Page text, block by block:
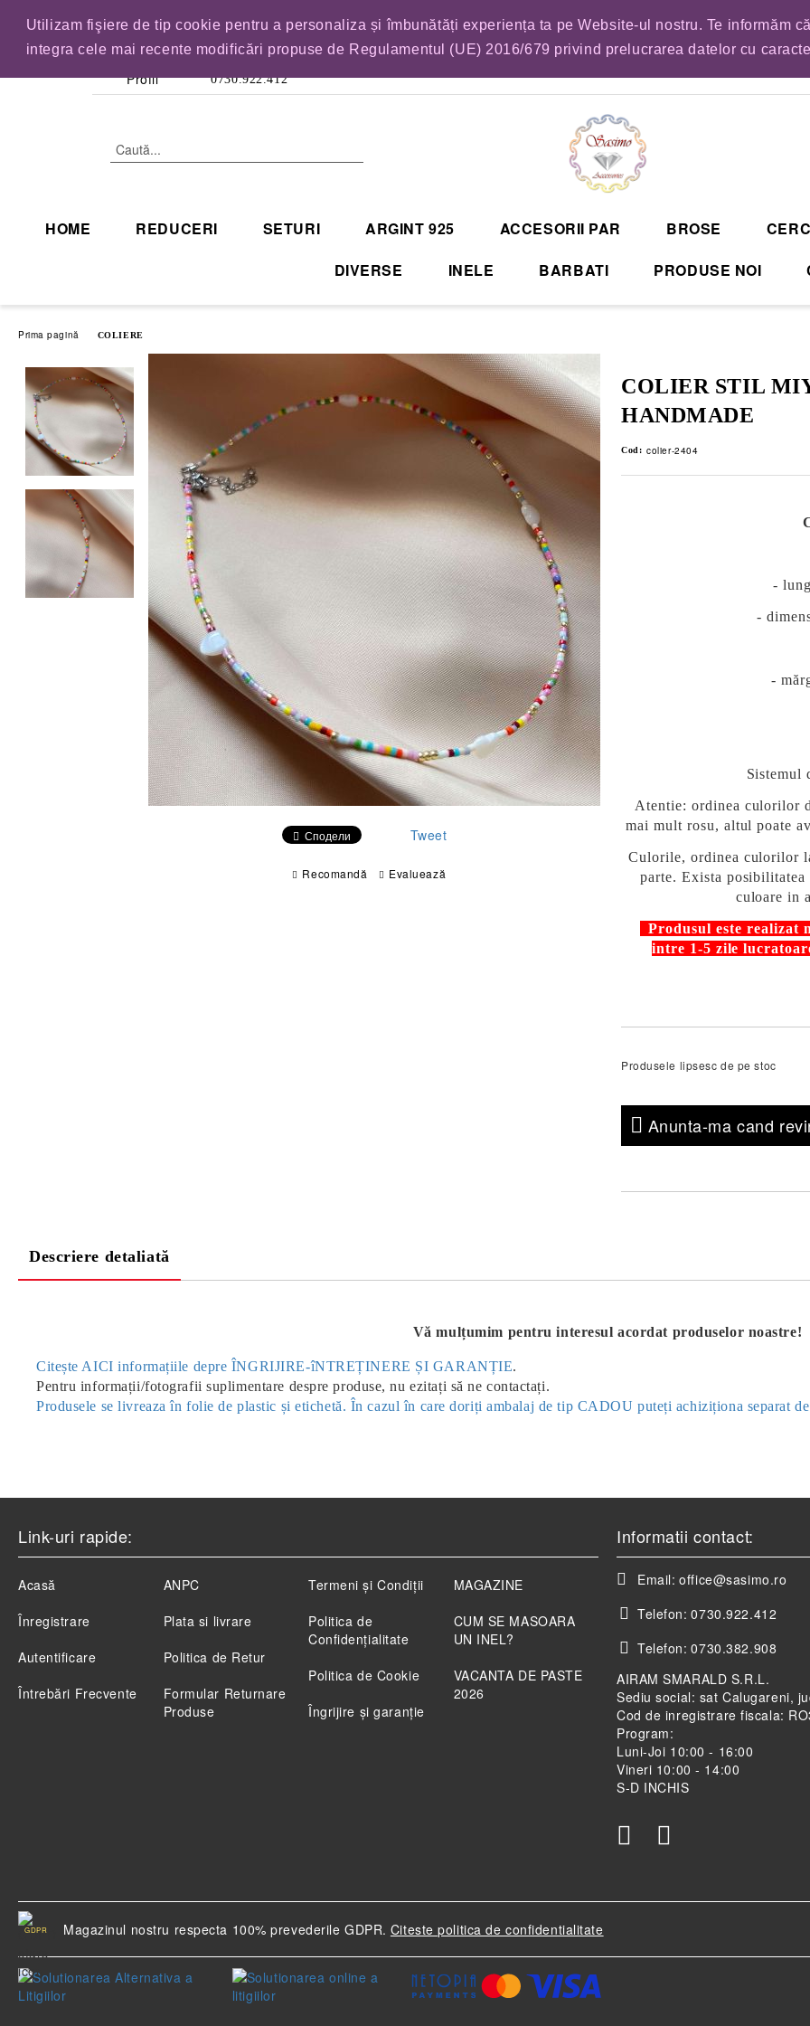
Utilizam fişiere de tip cookie pentru a personaliza și îmbunătăți experiența ta pe Website-ul nostru. Te informăm
integra cele mai recente modificări propuse de Regulamentul (UE) 2016/679 privind prelucrarea datelor cu
IN CURAND INCHIDEM LISTA DE COMENZI PENTRU SFANTA MARIA. VA RUGAM SA VA PLASATI
Profil 0730.922.412
HOME REDUCERI SETURI ARGINT 925 ACCESORII PAR BROSE
DIVERSE
INELE BARBATI PRODUSE NOI
Prima pagină COLIERE
COLIER STIL
HANDMADE
Cod: colier-2404
-
-
-
Sistemul
Atentie: ordinea culorilor
mai mult rosu, altul poate
Culorile, ordinea culorilor
parte. Exista posibilitatea
culoare in
Produsul este realizat
intre 1-5 zile
Produsele lipsesc de pe stoc
Anunta-ma cand
Сподели Tweet
Recomandă Evaluează
Descriere detaliată
Vă mulțumim pentru interesul acordat produselor noastre!
Citește AICI informațiile depre ÎNGRIJIRE-îNTREȚINERE ȘI GARANȚIE.
Pentru informații/fotografii suplimentare despre produse, nu ezitați să ne contactați.
Produsele se livreaza în folie de plastic și etichetă. În cazul în care doriți ambalaj de tip CADOU puteți achiziționa separat
Link-uri rapide:
Acasă
Înregistrare
Autentificare
Întrebări Frecvente
ANPC
Plata si livrare
Politica de Retur
Formular Returnare
Produse
Termeni și Condiții
Politica de
Confidenţialitate
Politica de Cookie
Îngrijire și garanție
MAGAZINE
CUM SE MASOARA
UN INEL?
VACANTA DE PASTE
2026
Informatii contact:
Email: office@sasimo.ro
Telefon: 0730.922.412
Telefon: 0730.382.908
AIRAM SMARALD S.R.L.
Sediu social: sat Calugareni,
Cod de inregistrare fiscala:
Program:
Luni-Joi 10:00 - 16:00
Vineri 10:00 - 14:00
S-D INCHIS
GDPR Magazinul nostru respecta 100% prevederile GDPR. Citeste politica de confidentialitate